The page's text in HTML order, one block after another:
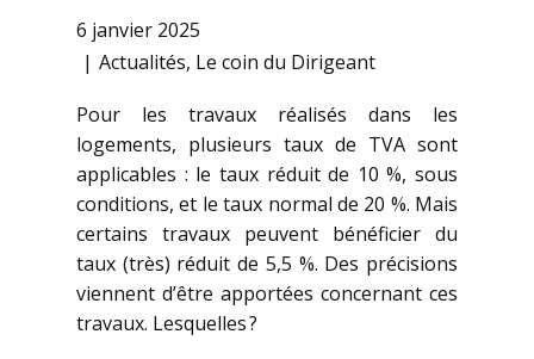
6 janvier 2025
Actualités, Le coin du Dirigeant
Pour les travaux réalisés dans les
logements, plusieurs taux de TVA sont
applicables : le taux réduit de 10 %, sous
conditions, et le taux normal de 20 %. Mais
certains travaux peuvent bénéficier du
taux (très) réduit de 5,5 %. Des précisions
viennent d’être apportées concernant ces
travaux. Lesquelles ?